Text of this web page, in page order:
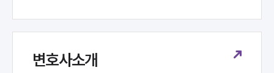
변호사소개